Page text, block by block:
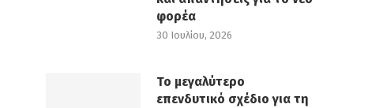
φορέα
30 Ιουλίου, 2026
Το μεγαλύτερο
επενδυτικό σχέδιο για τη